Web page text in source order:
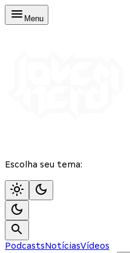
Menu
Escolha seu tema:
PodcastsNotíciasVídeos